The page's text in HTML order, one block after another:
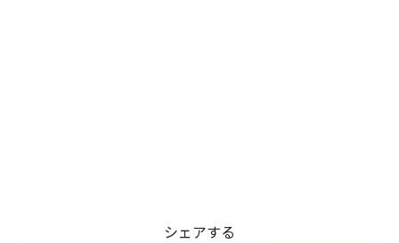
シェアする